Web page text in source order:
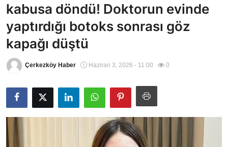
Son Dakika
Ekonomi Haberleri
Magazin Haberleri
Teknoloji Haberleri
Dünya Haberleri
kabusa döndü! Doktorun evinde
yaptırdığı botoks sonrası göz
kapağı düştü
Çerkezköy Haber Haziran 3, 2026 - 11:00 0